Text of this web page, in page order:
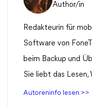
Author/in
Redakteurin für
Software von
beim Backup und
Sie liebt das Lesen,
Autoreninfo lesen >>